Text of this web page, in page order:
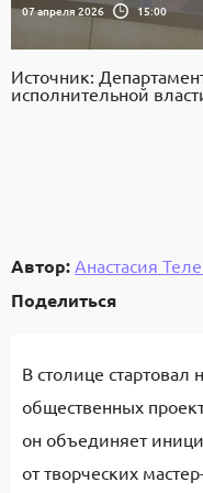
07 апреля 2026 15:00
Источник:
исполнительной
Автор: Анастасия
Поделиться
В столице стартовал
общественных
он объединяет
от творческих